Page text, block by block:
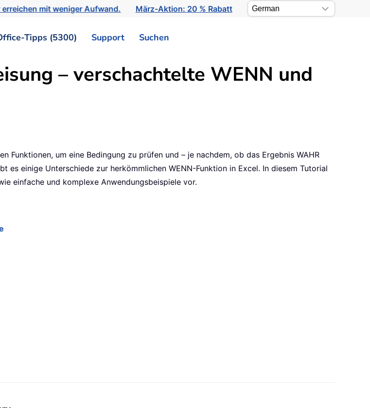
erreichen mit weniger Aufwand. März-Aktion: 20 % Rabatt
Tipps (5300) Support Suchen
– verschachtelte WENN und
Funktionen, um eine Bedingung zu prüfen und – je nachdem, ob das Ergebnis WAHR
es einige Unterschiede zur herkömmlichen WENN-Funktion in Excel. In diesem Tutorial
einfache und komplexe Anwendungsbeispiele vor.